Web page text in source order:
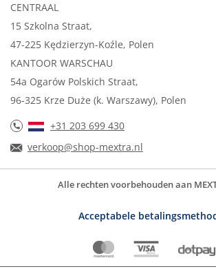
CENTRAAL
15 Szkolna Straat,
47-225 Kędzierzyn-Koźle, Polen
KANTOOR WARSCHAU
54a Ogarów Polskich Straat,
96-325 Krze Duże (k. Warszawy), Polen
+31 203 699 430
verkoop@shop-mextra.nl
Alle rechten voorbehouden aan
Acceptabele